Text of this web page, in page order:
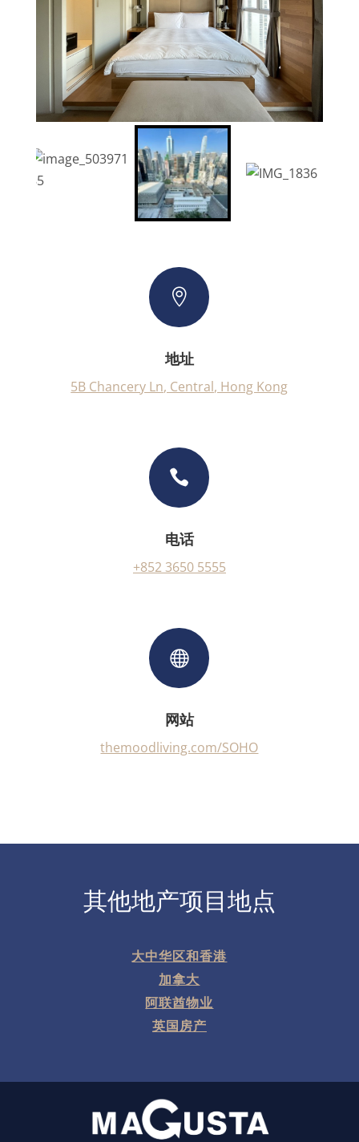

地址
5B Chancery Ln, Central, Hong Kong

电话
+852 3650 5555

网站
themoodliving.com/SOHO
其他地产项目地点
大中华区和香港
加拿大
阿联酋物业
英国房产